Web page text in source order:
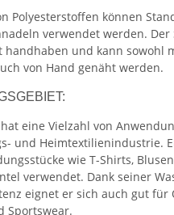
Polyesterstoffen können
verwendet werden. Der
handhaben und kann sowohl
von Hand genäht werden.
eine Vielzahl von
und Heimtextilienindustrie.
wie T-Shirts,
verwendet. Dank seiner
eignet er sich auch gut für
Sportswear.